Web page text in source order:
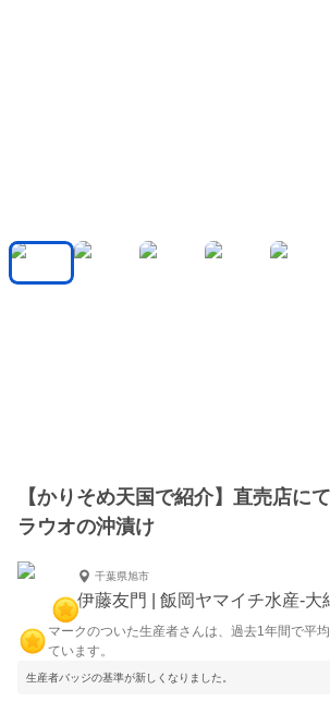
【かりそめ天国で紹介】直売店に
ラウオの沖漬け
千葉県旭市
伊藤友門 | 飯岡ヤマイチ水産-大
マークのついた生産者さんは、過去1年間で平
ています。
生産者バッジの基準が新しくなりました。